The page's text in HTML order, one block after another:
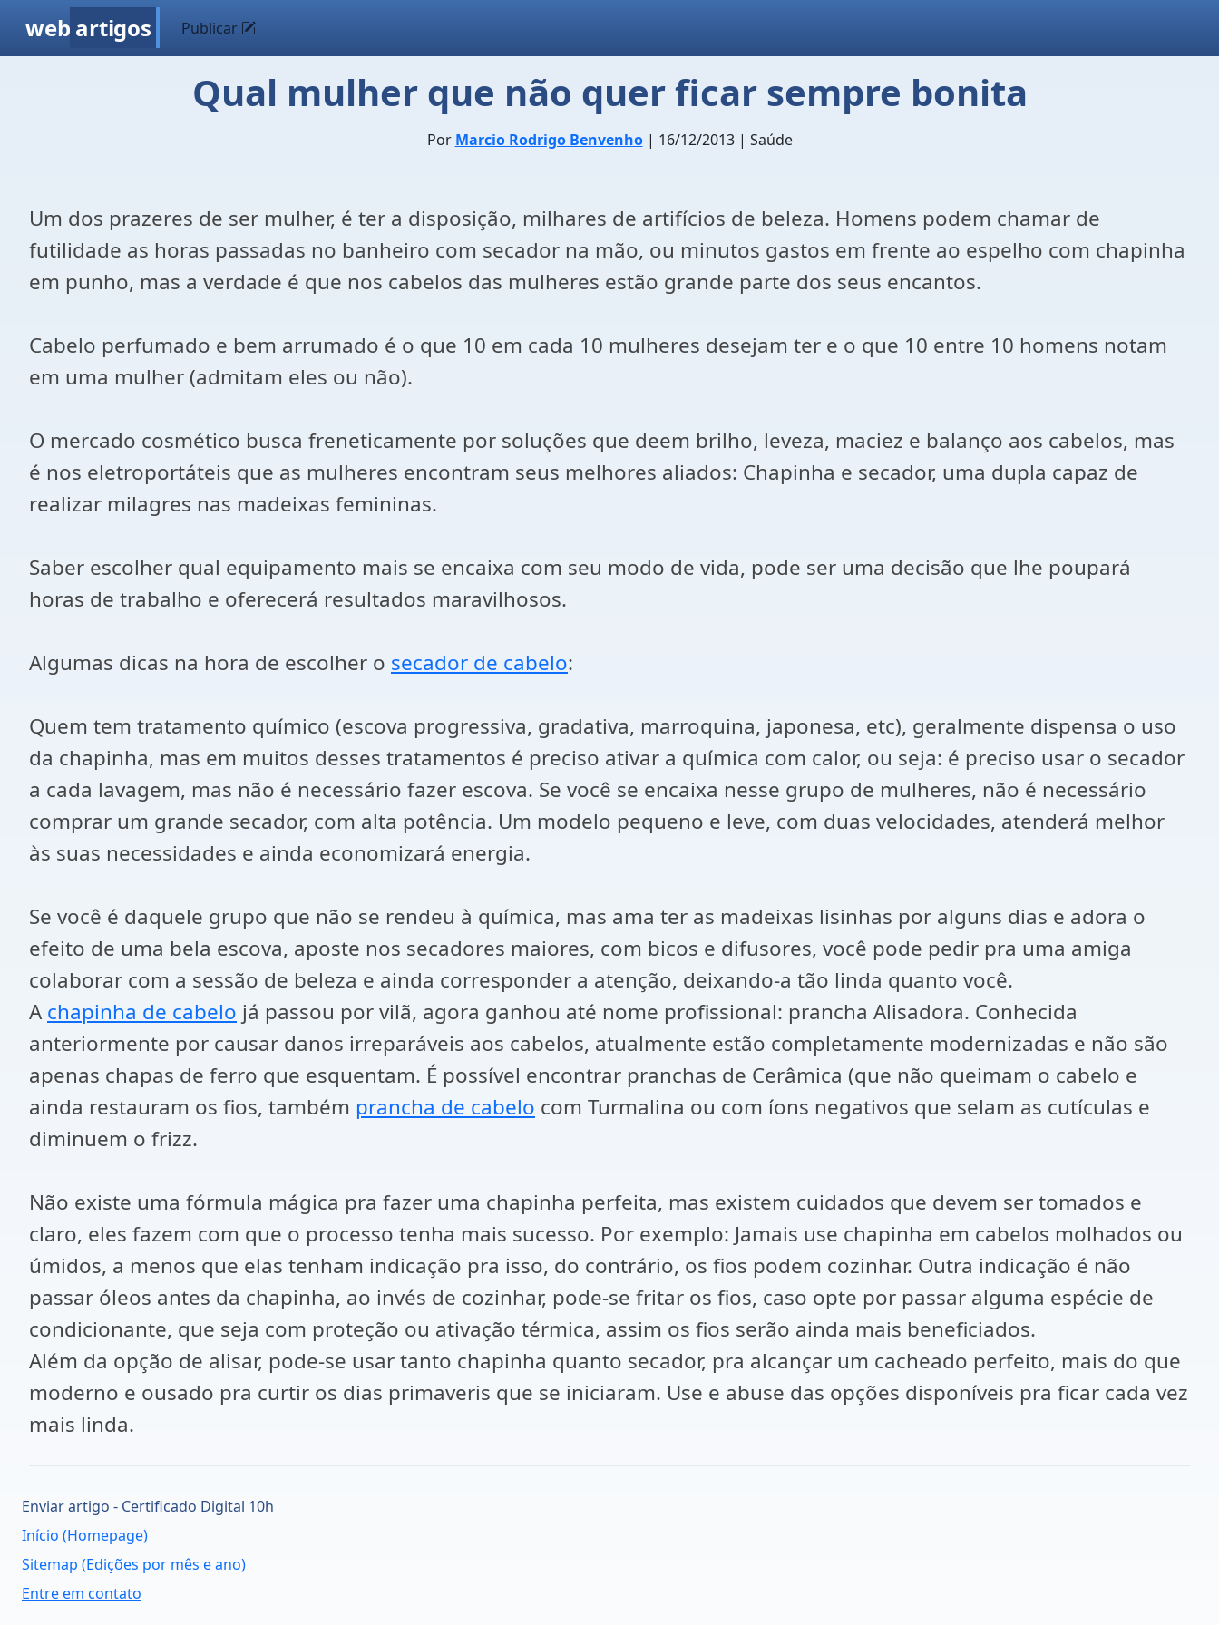
web artigos Publicar
Qual mulher que não quer ficar sempre bonita
Por Marcio Rodrigo Benvenho| 16/12/2013 | Saúde
Um dos prazeres de ser mulher, é ter a disposição, milhares de artifícios de beleza. Homens podem chamar de
futilidade as horas passadas no banheiro com secador na mão, ou minutos gastos em frente ao espelho com chapinha
em punho, mas a verdade é que nos cabelos das mulheres estão grande parte dos seus encantos.
Cabelo perfumado e bem arrumado é o que 10 em cada 10 mulheres desejam ter e o que 10 entre 10 homens notam
em uma mulher (admitam eles ou não).
O mercado cosmético busca freneticamente por soluções que deem brilho, leveza, maciez e balanço aos cabelos, mas
é nos eletroportáteis que as mulheres encontram seus melhores aliados: Chapinha e secador, uma dupla capaz de
realizar milagres nas madeixas femininas.
Saber escolher qual equipamento mais se encaixa com seu modo de vida, pode ser uma decisão que lhe poupará
horas de trabalho e oferecerá resultados maravilhosos.
Algumas dicas na hora de escolher o secador de cabelo:
Quem tem tratamento químico (escova progressiva, gradativa, marroquina, japonesa, etc), geralmente dispensa o uso
da chapinha, mas em muitos desses tratamentos é preciso ativar a química com calor, ou seja: é preciso usar o secador
a cada lavagem, mas não é necessário fazer escova. Se você se encaixa nesse grupo de mulheres, não é necessário
comprar um grande secador, com alta potência. Um modelo pequeno e leve, com duas velocidades, atenderá melhor
às suas necessidades e ainda economizará energia.
Se você é daquele grupo que não se rendeu à química, mas ama ter as madeixas lisinhas por alguns dias e adora o
efeito de uma bela escova, aposte nos secadores maiores, com bicos e difusores, você pode pedir pra uma amiga
colaborar com a sessão de beleza e ainda corresponder a atenção, deixando-a tão linda quanto você.
A chapinha de cabelo já passou por vilã, agora ganhou até nome profissional: prancha Alisadora. Conhecida
anteriormente por causar danos irreparáveis aos cabelos, atualmente estão completamente modernizadas e não são
apenas chapas de ferro que esquentam. É possível encontrar pranchas de Cerâmica (que não queimam o cabelo e
ainda restauram os fios, também prancha de cabelo com Turmalina ou com íons negativos que selam as cutículas e
diminuem o frizz.
Não existe uma fórmula mágica pra fazer uma chapinha perfeita, mas existem cuidados que devem ser tomados e
claro, eles fazem com que o processo tenha mais sucesso. Por exemplo: Jamais use chapinha em cabelos molhados ou
úmidos, a menos que elas tenham indicação pra isso, do contrário, os fios podem cozinhar. Outra indicação é não
passar óleos antes da chapinha, ao invés de cozinhar, pode-se fritar os fios, caso opte por passar alguma espécie de
condicionante, que seja com proteção ou ativação térmica, assim os fios serão ainda mais beneficiados.
Além da opção de alisar, pode-se usar tanto chapinha quanto secador, pra alcançar um cacheado perfeito, mais do que
moderno e ousado pra curtir os dias primaveris que se iniciaram. Use e abuse das opções disponíveis pra ficar cada vez
mais linda.
Enviar artigo - Certificado Digital 10h
Início (Homepage)
Sitemap (Edições por mês e ano)
Entre em contato